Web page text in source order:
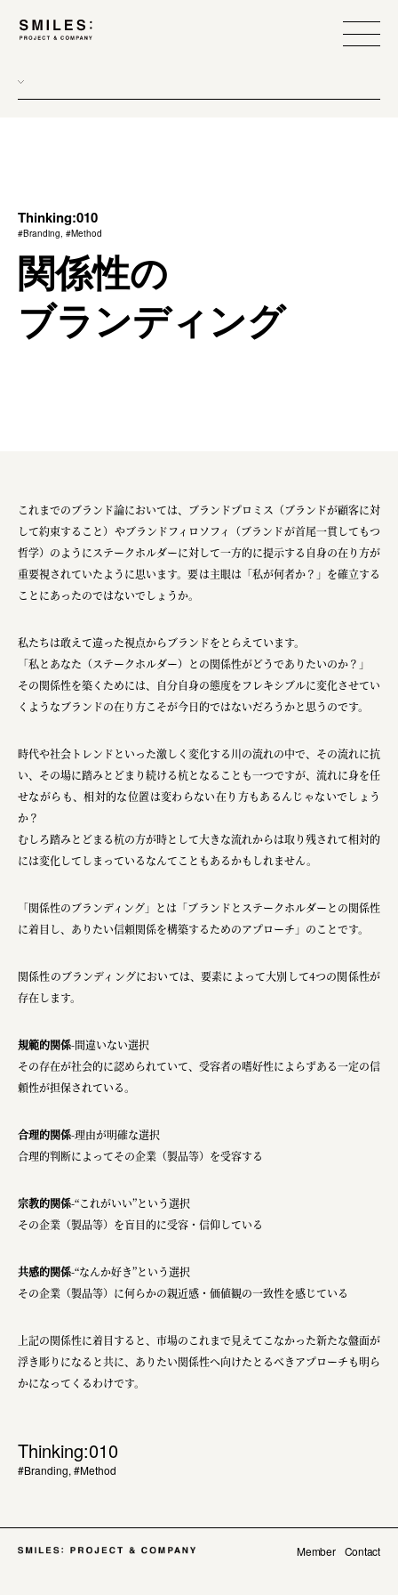
scope
team management
method
Thinking:010
#Branding, #Method
関係性の
ブランディング
これまでのブランド論においては、ブランドプロミス（ブランドが顧客に対
して約束すること）やブランドフィロソフィ（ブランドが首尾一貫してもつ
哲学）のようにステークホルダーに対して一方的に提示する自身の在り方が
重要視されていたように思います。要は主眼は「私が何者か？」を確立する
ことにあったのではないでしょうか。
私たちは敢えて違った視点からブランドをとらえています。
「私とあなた（ステークホルダー）との関係性がどうでありたいのか？」
その関係性を築くためには、自分自身の態度をフレキシブルに変化させてい
くようなブランドの在り方こそが今日的ではないだろうかと思うのです。
時代や社会トレンドといった激しく変化する川の流れの中で、その流れに抗
い、その場に踏みとどまり続ける杭となることも一つですが、流れに身を任
せながらも、相対的な位置は変わらない在り方もあるんじゃないでしょう
か？
むしろ踏みとどまる杭の方が時として大きな流れからは取り残されて相対的
には変化してしまっているなんてこともあるかもしれません。
「関係性のブランディング」とは「ブランドとステークホルダーとの関係性
に着目し、ありたい信頼関係を構築するためのアプローチ」のことです。
関係性のブランディングにおいては、要素によって大別して4つの関係性が
存在します。
規範的関係-間違いない選択
その存在が社会的に認められていて、受容者の嗜好性によらずある一定の信
頼性が担保されている。
合理的関係-理由が明確な選択
合理的判断によってその企業（製品等）を受容する
宗教的関係-“これがいい”という選択
その企業（製品等）を盲目的に受容・信仰している
共感的関係-“なんか好き”という選択
その企業（製品等）に何らかの親近感・価値観の一致性を感じている
上記の関係性に着目すると、市場のこれまで見えてこなかった新たな盤面が
浮き彫りになると共に、ありたい関係性へ向けたとるべきアプローチも明ら
かになってくるわけです。
Thinking:010
#Branding, #Method
Member Contact